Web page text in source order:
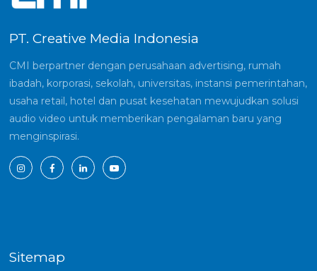
PT. Creative Media Indonesia
CMI berpartner dengan perusahaan advertising, rumah
ibadah, korporasi, sekolah, universitas, instansi pemerintahan,
usaha retail, hotel dan pusat kesehatan mewujudkan solusi
audio video untuk memberikan pengalaman baru yang
menginspirasi.
Sitemap